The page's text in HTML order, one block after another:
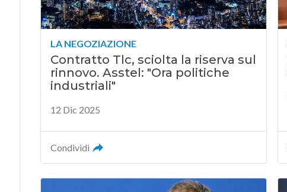
LA NEGOZIAZIONE
Contratto Tlc, sciolta la riserva sul
rinnovo. Asstel: "Ora politiche
industriali"
12 Dic 2025
Condividi